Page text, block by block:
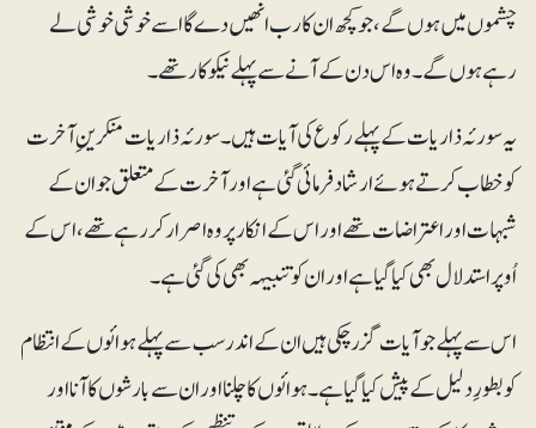
چشموں میں ہوں گے، جو کچھ ان کا رب انھیں دے گا اسے خوشی خوشی لے
رہے ہوں گے۔ وہ اس دن کے آنے سے پہلے نیکوکار تھے۔
یہ سورئہ ذاریات کے پہلے رکوع کی آیات ہیں۔ سورئہ ذاریات منکرینِ آخرت
کو خطاب کرتے ہوئے ارشاد فرمائی گئی ہے اور آخرت کے متعلق جو ان کے
شبہات اور اعتراضات تھے اور اس کے انکار پر وہ اصرار کر رہے تھے، اس کے
اُوپر استدلال بھی کیا گیا ہے اور ان کو تنبیہہ بھی کی گئی ہے۔
اس سے پہلے جو آیات گزر چکی ہیں ان کے اندر سب سے پہلے ہوائوں کے انتظام
کو بطورِ دلیل کے پیش کیا گیا ہے۔ ہوائوں کا چلنا اور ان سے بارشوں کا آنا اور